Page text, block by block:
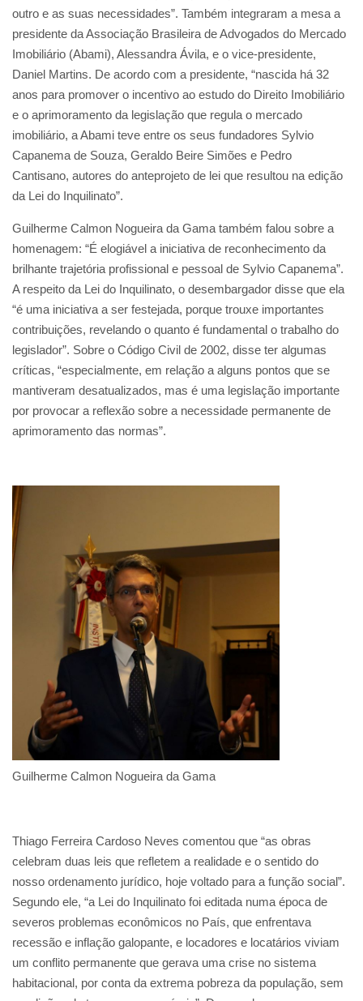
outro e as suas necessidades”. Também integraram a mesa a
presidente da Associação Brasileira de Advogados do Mercado
Imobiliário (Abami), Alessandra Ávila, e o vice-presidente,
Daniel Martins. De acordo com a presidente, “nascida há 32
anos para promover o incentivo ao estudo do Direito Imobiliário
e o aprimoramento da legislação que regula o mercado
imobiliário, a Abami teve entre os seus fundadores Sylvio
Capanema de Souza, Geraldo Beire Simões e Pedro
Cantisano, autores do anteprojeto de lei que resultou na edição
da Lei do Inquilinato”.
Guilherme Calmon Nogueira da Gama também falou sobre a
homenagem: “É elogiável a iniciativa de reconhecimento da
brilhante trajetória profissional e pessoal de Sylvio Capanema”.
A respeito da Lei do Inquilinato, o desembargador disse que ela
“é uma iniciativa a ser festejada, porque trouxe importantes
contribuições, revelando o quanto é fundamental o trabalho do
legislador”. Sobre o Código Civil de 2002, disse ter algumas
críticas, “especialmente, em relação a alguns pontos que se
mantiveram desatualizados, mas é uma legislação importante
por provocar a reflexão sobre a necessidade permanente de
aprimoramento das normas”.
Guilherme Calmon Nogueira da Gama
Thiago Ferreira Cardoso Neves comentou que “as obras
celebram duas leis que refletem a realidade e o sentido do
nosso ordenamento jurídico, hoje voltado para a função social”.
Segundo ele, “a Lei do Inquilinato foi editada numa época de
severos problemas econômicos no País, que enfrentava
recessão e inflação galopante, e locadores e locatários viviam
um conflito permanente que gerava uma crise no sistema
habitacional, por conta da extrema pobreza da população, sem